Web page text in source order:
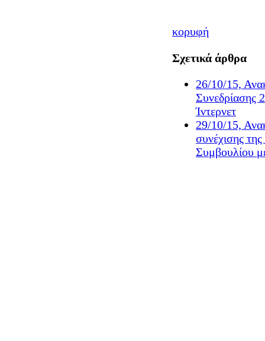
κορυφή
Σχετικά άρθρα
26/10/15,
Συνεδρίασης
Ίντερνετ
29/10/15,
συνέχισης
Συμβουλίου